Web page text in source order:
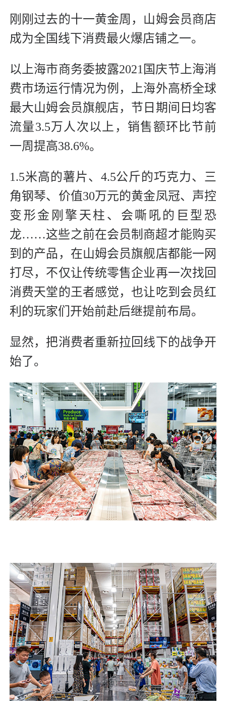
刚刚过去的十一黄金周，山姆会员商店
成为全国线下消费最火爆店铺之一。
以上海市商务委披露2021国庆节上海消
费市场运行情况为例，上海外高桥全球
最大山姆会员旗舰店，节日期间日均客
流量3.5万人次以上，销售额环比节前
一周提高38.6%。
1.5米高的薯片、4.5公斤的巧克力、三
角钢琴、价值30万元的黄金凤冠、声控
变形金刚擎天柱、会嘶吼的巨型恐
龙……这些之前在会员制商超才能购买
到的产品，在山姆会员旗舰店都能一网
打尽，不仅让传统零售企业再一次找回
消费天堂的王者感觉，也让吃到会员红
利的玩家们开始前赴后继提前布局。
显然，把消费者重新拉回线下的战争开
始了。